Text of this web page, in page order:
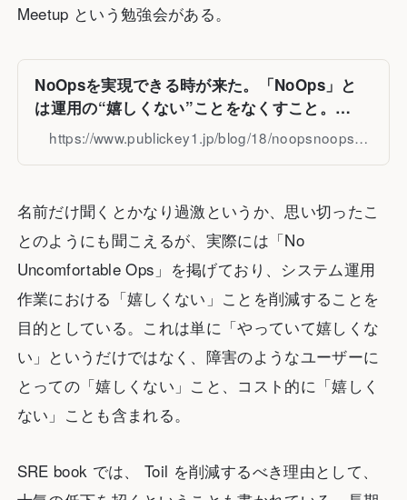
Meetup という勉強会がある。
NoOpsを実現できる時が来た。「NoOps」と
は運用の“嬉しくない”ことをなくすこと。
NoOps Meetup Tokyo ＃1
https://www.publickey1.jp/blog/18/noopsnoopsnoops_meetup_tokyo_1.html
名前だけ聞くとかなり過激というか、思い切ったこ
とのようにも聞こえるが、実際には「No
Uncomfortable Ops」を掲げており、システム運用
作業における「嬉しくない」ことを削減することを
目的としている。これは単に「やっていて嬉しくな
い」というだけではなく、障害のようなユーザーに
とっての「嬉しくない」こと、コスト的に「嬉しく
ない」ことも含まれる。
SRE book では、 Toil を削減するべき理由として、